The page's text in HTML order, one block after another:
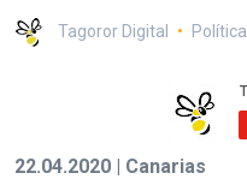
Tagoror Digital Política
22.04.2020 | Canarias